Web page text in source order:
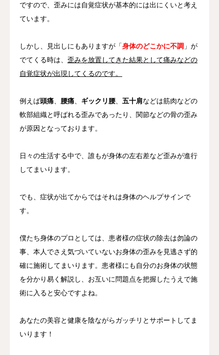
ですので、歪みには自覚症状が基本的には出にくいと考え
ています。
しかし、見出しにもありますが「身体のどこかに不調 」が
でてくる時は、 歪みを放置してきた結果として痛みなどの
自覚症状が出現してくるのです。
例えば頭痛 腰痛 ギックリ腰、 五十肩などは筋肉などの
軟部組織と呼ばれる歪みであったり、関節などの骨の歪み
が原因となっております。
日々の生活する中で、誰もが身体の左右差など歪みが進行
してまいります。
でも、症状が出てからではそれは身体のヘルプサインで
す。
僕たち身体のプロとしては、患者様の症状の除去は勿論の
事、本人でさえ気づいていないお身体の歪みを見逃さず的
確に施術してまいります。患者様にも自分のお身体の状態
を分かり易く解説し、お互いに問題点を把握したうえで施
術に入ると安心ですよね。
あなたの美容と健康を陰ながらガッチリとサポートしてま
いります！